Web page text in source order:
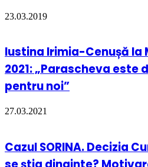
23.03.2019
Iustina Irimia-Cenușă la
2021: „Parascheva este
pentru noi”
27.03.2021
Cazul SORINA. Decizia